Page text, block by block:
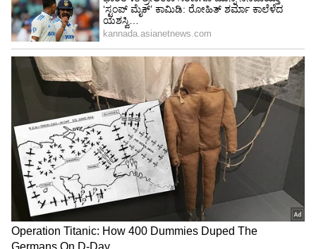
ಅರ್ಥಮಾಡಿಕೊಳ್ಳುವಲ್ಲಿ APEDA ನಿರ್ಣಾಯಕವಾಗಿದೆ.
ಬೆಂಗಳೂರು ವಿಮಾನ ನಿಲ್ದಾಣವು ನಂಬರ್ 1 ಆಗುವ ಮೂಲಕ
ಗಮನಾರ್ಹ ಸಾಧನೆ ಮಾಡಿದೆ. ನಾಶವಾಗುವ ಸಾಗಣೆಯನ್ನು
ಪ್ರಕ್ರಿಯೆಗೊಳಿಸಲು ಸತತವಾಗಿ ಎರಡು ಬಾರಿ ವಿಮಾನ
ನಿಲ್ದಾಣ ಈ ಸಾಧನೆ ಮಾಡಿರುವುದು ವಿಶೇಷವಾಗಿದೆ.